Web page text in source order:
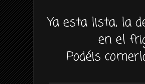
Ya esta lista, la
en el
Podéis